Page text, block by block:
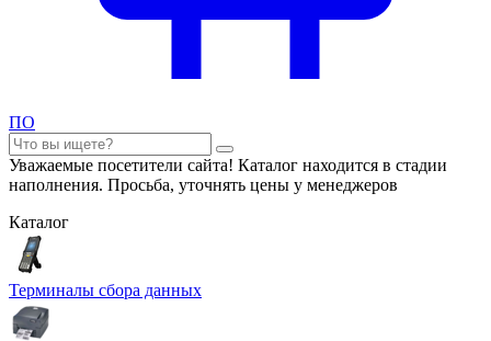
ПО
Уважаемые посетители сайта! Каталог находится в стадии
наполнения. Просьба, уточнять цены у менеджеров
Каталог
Терминалы сбора данных